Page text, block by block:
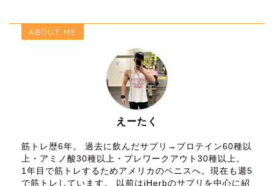
ABOUT ME
えーたく
筋トレ歴6年。 過去に飲んだサプリ→プロテイン60種以
上・アミノ酸30種以上・プレワークアウト30種以上。
1年目で筋トレするためアメリカのベニスへ。現在も週5
で筋トレしています。 以前はiHerbのサプリを中心に紹